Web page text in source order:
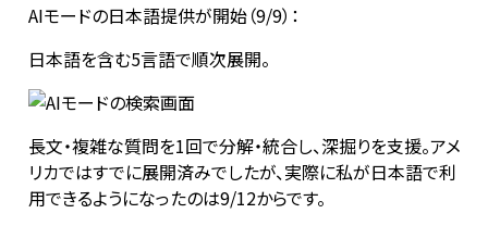
AIモードの日本語提供が開始（9/9）：
日本語を含む5言語で順次展開。
長文・複雑な質問を1回で分解・統合し、深掘りを支援。アメ
リカではすでに展開済みでしたが、実際に私が日本語で利
用できるようになったのは9/12からです。